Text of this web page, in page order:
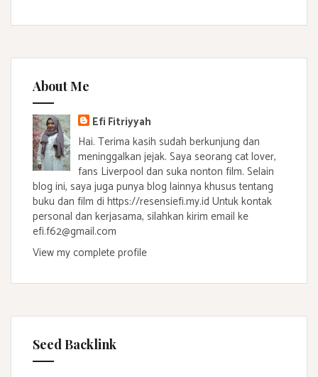
About Me
Efi Fitriyyah
Hai. Terima kasih sudah berkunjung dan
meninggalkan jejak. Saya seorang cat lover,
fans Liverpool dan suka nonton film. Selain
blog ini, saya juga punya blog lainnya khusus tentang
buku dan film di https://resensiefi.my.id Untuk kontak
personal dan kerjasama, silahkan kirim email ke
efi.f62@gmail.com
View my complete profile
Seed Backlink